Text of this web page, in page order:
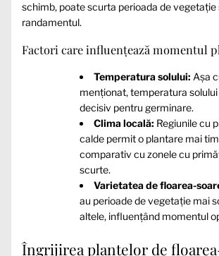
schimb, poate scurta perioada de vegetație
randamentul.
Factori care influențează momentul
Temperatura solului: Așa
menționat, temperatura
decisiv pentru germinare.
Clima locală: Regiunile cu
calde permit o plantare mai
comparativ cu zonele cu
scurte.
Varietatea de floarea-
au perioade de vegetație mai
altele, influențând momentul
Îngrijirea plantelor de